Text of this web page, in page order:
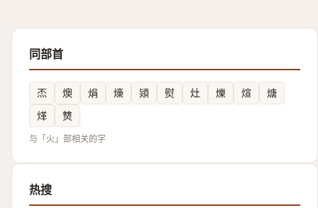
同部首
㶨 燠 焆 燺 熲 熨 灶 爍 煊
煻
煂
㸈
与「火」部相关的字
热搜